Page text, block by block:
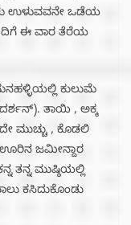
ಉಳುವವನೇ ಒಡೆಯ
ಈ ವಾರ ತೆರೆಯ
ಕುಲುಮೆ
ತಾಯಿ , ಅಕ್ಕ
ಮುಚ್ಚು , ಕೊಡಲಿ
ಊರಿನ ಜಮೀನ್ದಾರ
ತನ್ನ ಮುಷ್ಠಿಯಲ್ಲಿ
ಕಸಿದುಕೊಂಡು